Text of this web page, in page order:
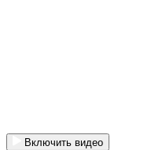
Включить видео